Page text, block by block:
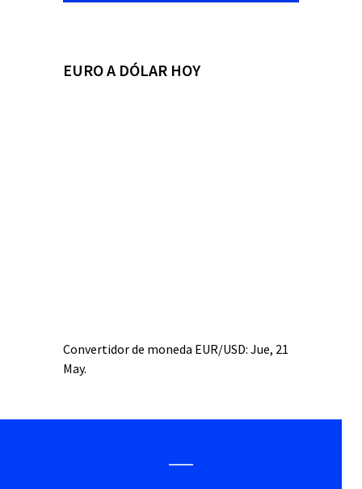
EURO A DÓLAR HOY
Convertidor de moneda EUR/USD: Jue, 21
May.